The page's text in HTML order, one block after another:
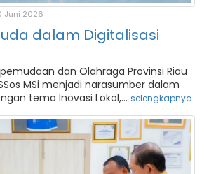
Juni 2026
dalam Digitalisasi
dan Olahraga Provinsi Riau
MSi menjadi narasumber dalam
tema Inovasi Lokal,... selengkapnya